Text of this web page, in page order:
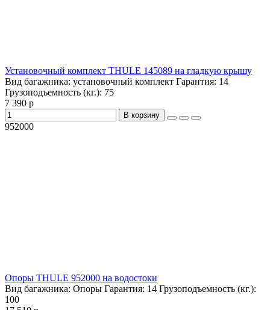
Установочный комплект THULE 145089 на гладкую крышу
Вид багажника: установочный комплект Гарантия: 14
Грузоподъемность (кг.): 75
7 390 р
В корзину
952000
Опоры THULE 952000 на водостоки
Вид багажника: Опоры Гарантия: 14 Грузоподъемность (кг.):
100